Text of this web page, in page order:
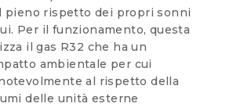
pieno rispetto dei propri sonni
Per il funzionamento, questa
il gas R32 che ha un
ambientale per cui
al rispetto della
delle unità esterne